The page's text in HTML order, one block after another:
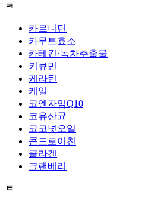
ㅋ
카르니틴
카무트효소
카테킨·녹차추출물
커큐민
케라틴
케일
코엔자임Q10
코유산균
코코넛오일
콘드로이친
콜라겐
크랜베리
ㅌ